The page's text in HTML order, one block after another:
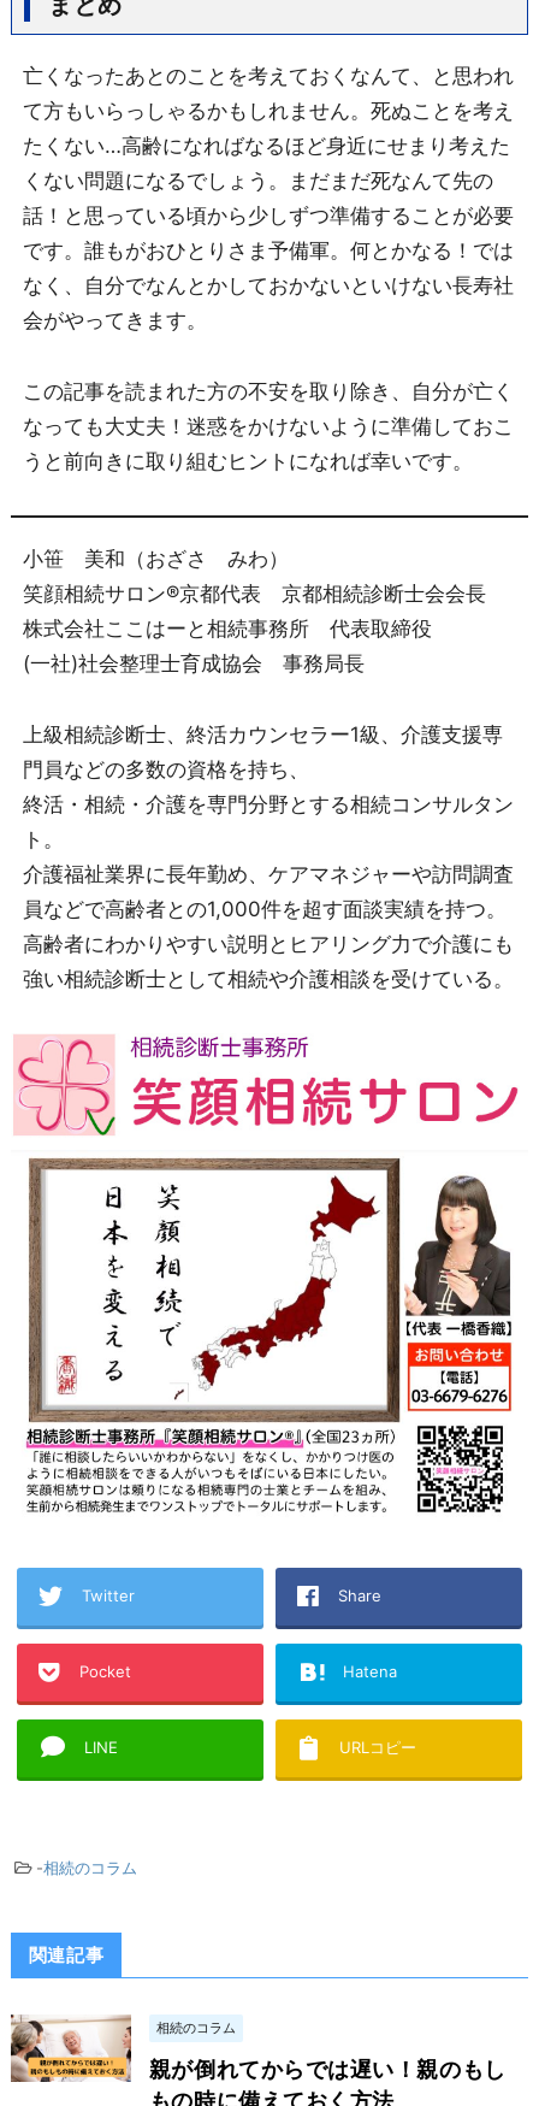
亡くなったあとのことを考えておくなんて、と思われ
て方もいらっしゃるかもしれません。死ぬことを考え
たくない…高齢になればなるほど身近にせまり考えた
くない問題になるでしょう。まだまだ死なんて先の
話！と思っている頃から少しずつ準備することが必要
です。誰もがおひとりさま予備軍。何とかなる！では
なく、自分でなんとかしておかないといけない長寿社
会がやってきます。
この記事を読まれた方の不安を取り除き、自分が亡く
なっても大丈夫！迷惑をかけないように準備しておこ
うと前向きに取り組むヒントになれば幸いです。
小笹 美和（おざさ みわ）
笑顔相続サロン®京都代表 京都相続診断士会会長
株式会社ここはーと相続事務所 代表取締役
(一社)社会整理士育成協会 事務局長
上級相続診断士、終活カウンセラー1級、介護支援専
門員などの多数の資格を持ち、
終活・相続・介護を専門分野とする相続コンサルタン
ト。
介護福祉業界に長年勤め、ケアマネジャーや訪問調査
員などで高齢者との1,000件を超す面談実績を持つ。
高齢者にわかりやすい説明とヒアリング力で介護にも
強い相続診断士として相続や介護相談を受けている。
Twitter Share
Pocket Hatena
LINE URLコピー
-相続のコラム
関連記事
相続のコラム
親が倒れてからでは遅い！親のもし
もの時に備えておく方法